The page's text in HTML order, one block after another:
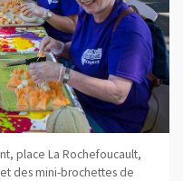
place La Rochefoucault,
des mini-brochettes de